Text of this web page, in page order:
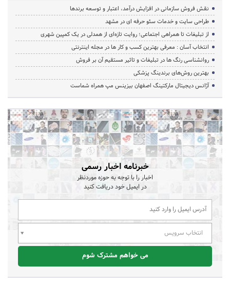
نقش فروش سازمانی در افزایش درآمد، اعتبار و توسعه برندها
طراحی سایت و خدمات سئو حرفه ای در مشهد
از تبلیغات تا همراهی اجتماعی؛ روایت تازه‌ای از همدلی در یک کمپین شهری
انتخاب آسان : معرفی بهترین کسب و کار ها در مجله اینترنتی
روانشناسی رنگ ها در تبلیغات و تاثیر مستقیم آن بر فروش
بهترین روش‌های برندینگ پزشکی
آژانس دیجیتال مارکتینگ اصفهان بیزینس مپ همراه شماست
خبرنامه اخبار رسمی
اخبار را با توجه به حوزه موردنظر
در ایمیل خود دریافت کنید
انتخاب سرویس
می خواهم مشترک شوم